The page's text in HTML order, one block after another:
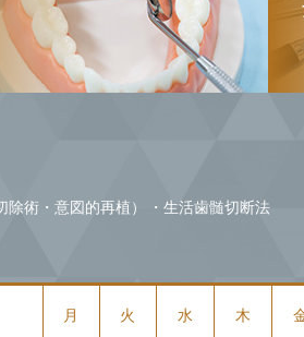
術・意図的再植） 生活歯髄切断法
月 火 水 木